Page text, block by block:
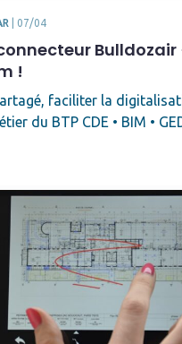
07/04
Bulldozair
!
faciliter la
du BTP CDE • BIM •